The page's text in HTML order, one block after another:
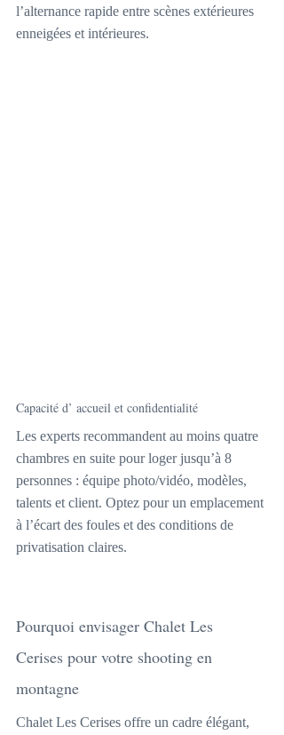
l’alternance rapide entre scènes extérieures
enneigées et intérieures.
Capacité d’ accueil et confidentialité
Les experts recommandent au moins quatre
chambres en suite pour loger jusqu’à 8
personnes : équipe photo/vidéo, modèles,
talents et client. Optez pour un emplacement
à l’écart des foules et des conditions de
privatisation claires.
Pourquoi envisager Chalet Les
Cerises pour votre shooting en
montagne
Chalet Les Cerises offre un cadre élégant,